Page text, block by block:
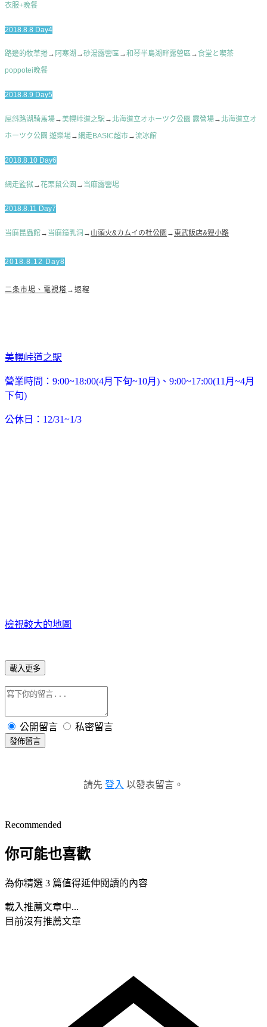
衣服+晚餐
2018.8.8 Day4
路邊的牧草捲→ 阿寒湖 →砂湯露營區→和琴半島湖畔露營區→食堂と喫茶
poppotei晚餐
2018.8.9 Day5
屈斜路湖騎馬場→美幌峠道之駅 →北海道立オホーツク公園 露營場→北海道立オ
ホーツク公園 遊樂場→網走BASIC超市→流冰館
2018.8.10 Day6
網走監獄→花栗鼠公園 → 当麻露營場
2018.8.11 Day7
当麻昆蟲館→ 当麻鐘乳洞 → 山頭火&カムイの杜公園 → 東武飯店&狸小路
2018.8.12 Day8
二条市場、電視塔 →返程
美幌峠道之駅
營業時間：9:00~18:00(4月下旬~10月)、9:00~17:00(11月~4月
下旬)
公休日：12/31~1/3
檢視較大的地圖
載入更多
公開留言 私密留言
發佈留言
請先 登入 以發表留言。
Recommended
你可能也喜歡
為你精選 3 篇值得延伸閱讀的內容
載入推薦文章中...
目前沒有推薦文章